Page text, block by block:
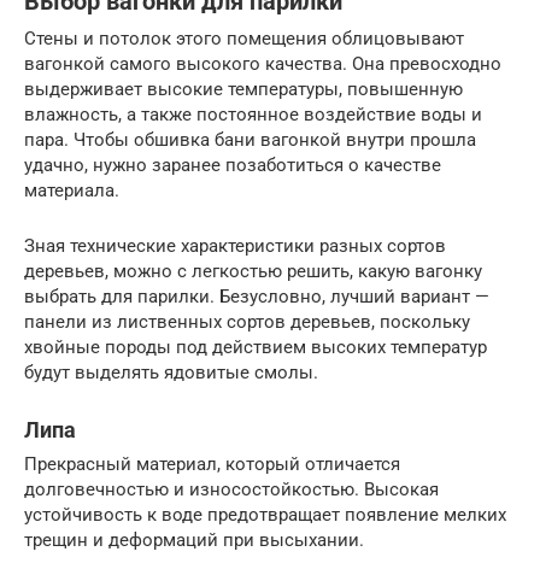
Стены и потолок этого помещения облицовывают
вагонкой самого высокого качества. Она превосходно
выдерживает высокие температуры, повышенную
влажность, а также постоянное воздействие воды и
пара. Чтобы обшивка бани вагонкой внутри прошла
удачно, нужно заранее позаботиться о качестве
материала.
Зная технические характеристики разных сортов
деревьев, можно с легкостью решить, какую вагонку
выбрать для парилки. Безусловно, лучший вариант —
панели из лиственных сортов деревьев, поскольку
хвойные породы под действием высоких температур
будут выделять ядовитые смолы.
Липа
Прекрасный материал, который отличается
долговечностью и износостойкостью. Высокая
устойчивость к воде предотвращает появление мелких
трещин и деформаций при высыхании.